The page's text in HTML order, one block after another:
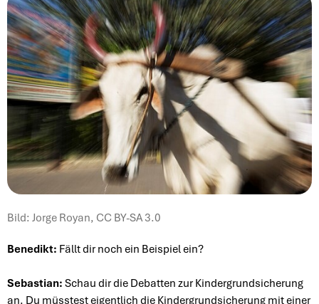
Bild: Jorge Royan, CC BY-SA 3.0
Benedikt: Fällt dir noch ein Beispiel ein?
Sebastian: Schau dir die Debatten zur Kindergrundsicherung
an. Du müsstest eigentlich die Kindergrundsicherung mit einer